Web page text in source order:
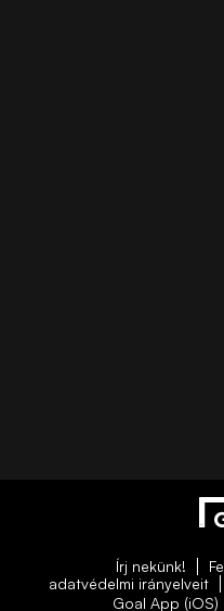
Írj nekünk!
adatvédelmi irányelveit
Goal App (iOS)